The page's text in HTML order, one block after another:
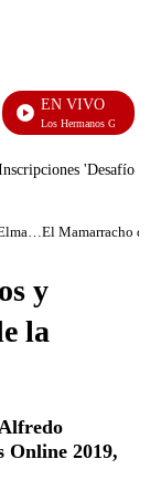
EN VIVO
De Los Hermanos Grimm
'Desafío'
Mamarracho
y
la
Online 2019,